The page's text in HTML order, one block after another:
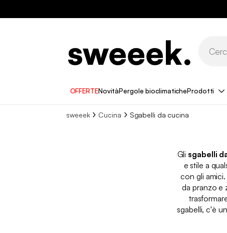
OFFERTENovitàPergole bioclimaticheProdotti
sweeek Cucina Sgabelli da cucina​
Gli sgabelli
e stile a
con gli
da pranzo e
sgabelli, c'è